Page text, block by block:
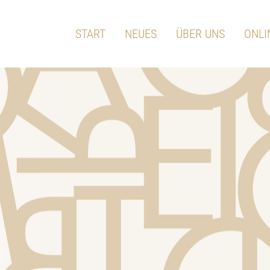
START NEUES ÜBER UNS